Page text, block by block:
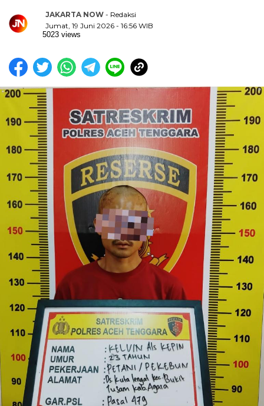
JAKARTA NOW - Redaksi
Jumat, 19 Juni 2026 - 16:56 WIB
5023 views